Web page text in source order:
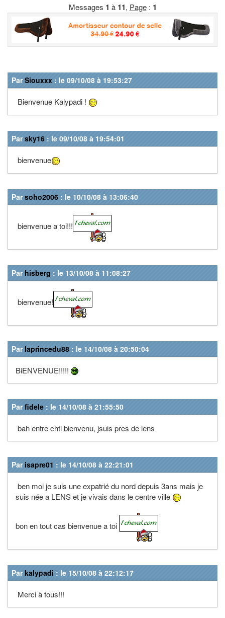
Messages 1 à 11, Page: 1
ParSiouxxx : le 09/10/08 à 19:53:27
Bienvenue Kalypadi !
Parsky16 : le 09/10/08 à 19:54:01
bienvenue
Parsoho2006 : le 10/10/08 à 13:06:40
bienvenue a toi!!!
Par hisberg : le 13/10/08 à 11:08:27
bienvenue!
Par laprincedu88 : le 14/10/08 à 20:50:04
BiENVENUE!!!!!
Parfidele : le 14/10/08 à 21:55:50
bah entre chti bienvenu, jsuis pres de lens
Par isapre01 : le 14/10/08 à 22:21:01
ben moi je suis une expatrié du nord depuis 3ans mais je
suis née a LENS et je vivais dans le centre ville
bon en tout cas bienvenue a toi
Parkalypadi : le 15/10/08 à 22:12:17
Merci à tous!!!